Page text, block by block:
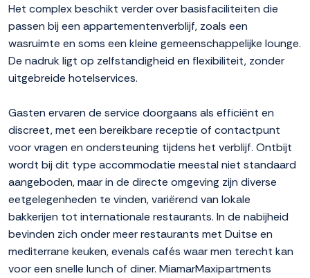
Het complex beschikt verder over basisfaciliteiten die
passen bij een appartementenverblijf, zoals een
wasruimte en soms een kleine gemeenschappelijke lounge.
De nadruk ligt op zelfstandigheid en flexibiliteit, zonder
uitgebreide hotelservices.
Gasten ervaren de service doorgaans als efficiënt en
discreet, met een bereikbare receptie of contactpunt
voor vragen en ondersteuning tijdens het verblijf. Ontbijt
wordt bij dit type accommodatie meestal niet standaard
aangeboden, maar in de directe omgeving zijn diverse
eetgelegenheden te vinden, variërend van lokale
bakkerijen tot internationale restaurants. In de nabijheid
bevinden zich onder meer restaurants met Duitse en
mediterrane keuken, evenals cafés waar men terecht kan
voor een snelle lunch of diner. MiamarMaxipartments